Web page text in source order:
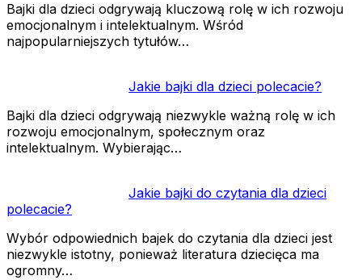
Bajki dla dzieci odgrywają kluczową rolę w ich rozwoju
emocjonalnym i intelektualnym. Wśród
najpopularniejszych tytułów…
Jakie bajki dla dzieci polecacie?
Bajki dla dzieci odgrywają niezwykle ważną rolę w ich
rozwoju emocjonalnym, społecznym oraz
intelektualnym. Wybierając…
Jakie bajki do czytania dla dzieci
polecacie?
Wybór odpowiednich bajek do czytania dla dzieci jest
niezwykle istotny, ponieważ literatura dziecięca ma
ogromny…